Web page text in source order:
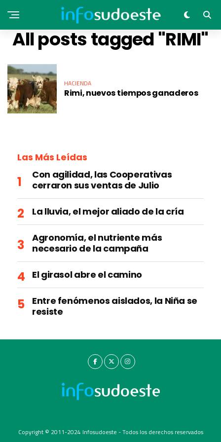
All posts tagged "RIMI"
HACIENDA
Rimi, nuevos tiempos ganaderos
Las Más Leídas
Con agilidad, las Cooperativas
cerraron sus ventas de Julio
La lluvia, el mejor aliado de la cría
Agronomía, el nutriente más
necesario de la campaña
El girasol abre el camino
Entre fenómenos aislados, la Niña se
resiste
Copyright © 2011-2024 Infosudoeste - Todos los derechos reservados